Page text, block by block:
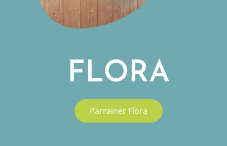
FLORA
Parrainer Flora